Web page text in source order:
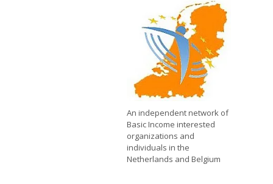
An independent network of
Basic Income interested
organizations and
individuals in the
Netherlands and Belgium